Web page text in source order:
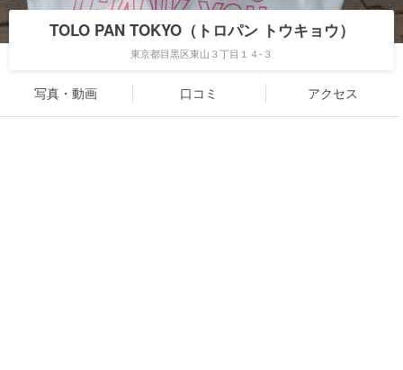
TOLO PAN TOKYO（トロパン トウキョウ）
東京都目黒区東山３丁目１４-３
写真・動画 口コミ アクセス